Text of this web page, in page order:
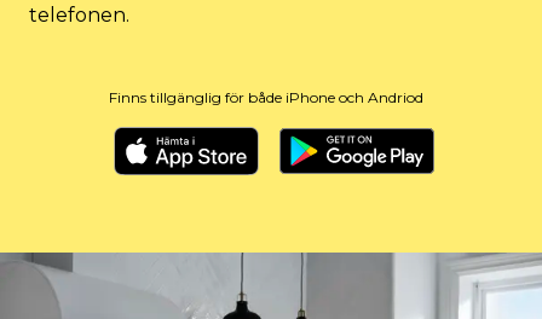
telefonen.
Finns tillgänglig för både iPhone och Andriod
App store Google play store